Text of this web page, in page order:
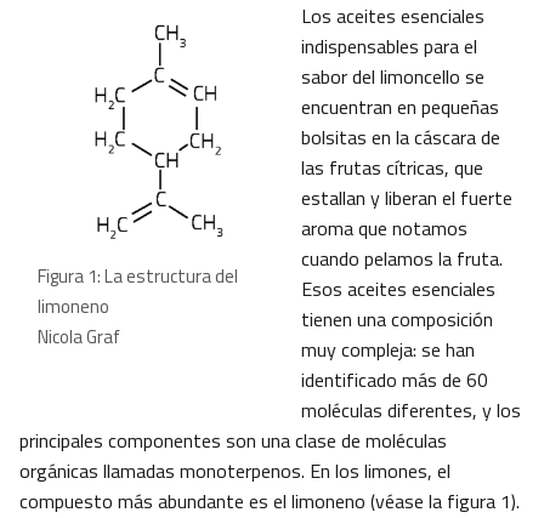
Figura 1: La estructura del
limoneno
Nicola Graf
Los aceites esenciales
indispensables para el
sabor del limoncello se
encuentran en pequeñas
bolsitas en la cáscara de
las frutas cítricas, que
estallan y liberan el fuerte
aroma que notamos
cuando pelamos la fruta.
Esos aceites esenciales
tienen una composición
muy compleja: se han
identificado más de 60
moléculas diferentes, y los
principales componentes son una clase de moléculas
orgánicas llamadas monoterpenos. En los limones, el
compuesto más abundante es el limoneno (véase la figura 1).